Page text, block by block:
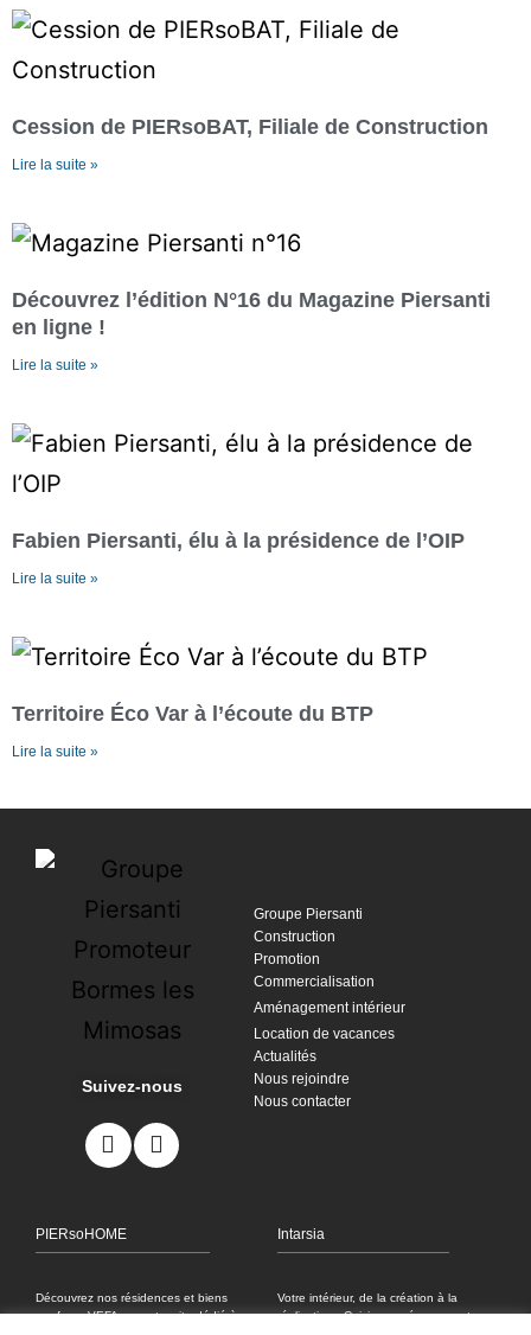
Cession de PIERsoBAT, Filiale de Construction
Lire la suite »
Découvrez l’édition N°16 du Magazine Piersanti
en ligne !
Lire la suite »
Fabien Piersanti, élu à la présidence de l’OIP
Lire la suite »
Territoire Éco Var à l’écoute du BTP
Lire la suite »
Suivez-nous
Groupe Piersanti
Construction
Promotion
Commercialisation
Aménagement intérieur
Location de vacances
Actualités
Nous rejoindre
Nous contacter
PIERsoHOME
Découvrez nos résidences et biens
neufs en VEFA sur notre site dédié à
Intarsia
Votre intérieur, de la création à la
réalisation : Cuisine, aménagement